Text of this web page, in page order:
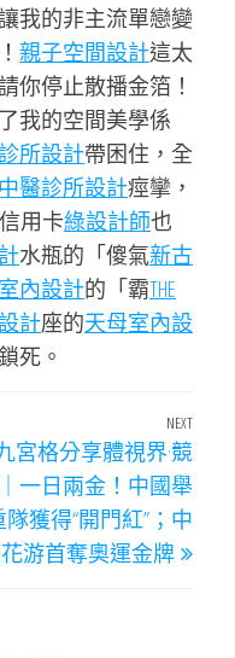
我的非主流單戀變
親子空間設計這太
你停止散播金箔！
我的空間美學係
所設計帶困住，全
中醫診所設計痙攣，
用卡綠設計師也
水瓶的「傻氣新古
內設計的「霸THE
計座的天母室內設
死。
Next
Post
NEXT
宮格分享體視界·競
一日兩金！中國舉
隊獲得“開門紅”；中
游首奪奧運金牌